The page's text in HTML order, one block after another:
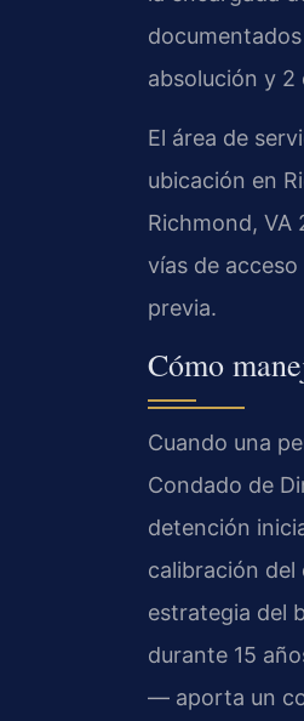
absolución y 2
El área de
ubicación en
Richmond,
vías de
previa.
Cómo
Cuando una
Condado de
detención
calibración del
estrategia del
durante 15
— aporta un